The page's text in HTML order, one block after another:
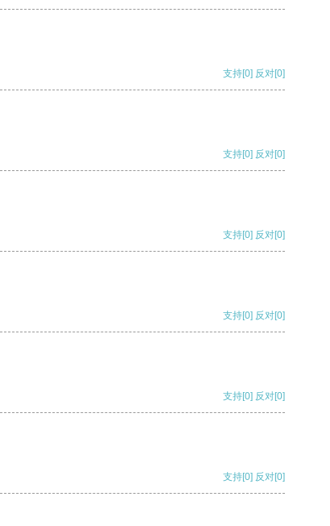
支持[0] 反对[0]
支持[0] 反对[0]
支持[0] 反对[0]
支持[0] 反对[0]
支持[0] 反对[0]
支持[0] 反对[0]